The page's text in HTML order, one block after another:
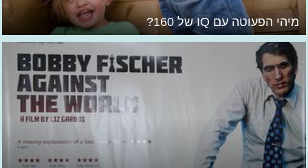
מיהי הפעוטה עם IQ של 160?